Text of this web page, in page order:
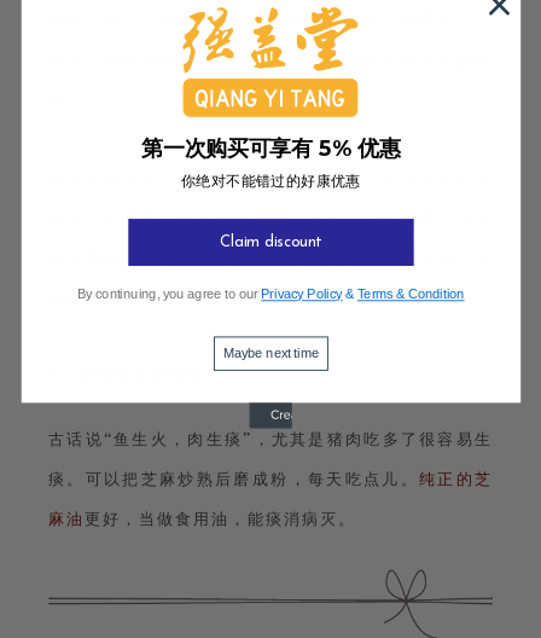
结在一起了，叫痰湿所结。或有气郁之症，就是生了一
些气，体内的痰湿凝结成赘生物。脂肪瘤也是人体的痰
通过按摩支正穴，可以化解这些赘生物。因为支正穴可
以从心脏吸取一些血液和能量，然后冲击小肠经，小肠
这些赘生物。
古话说“鱼生火，肉生痰 ” ，尤其是猪肉吃多了很容易生
痰。可以把芝麻炒熟后磨成粉，每天吃点儿。 纯正的芝
麻油 更好，当做食用油，能痰消病灭。
第一次购买可享有 5% 优惠
你绝对不能错过的好康优惠
Claim discount
By continuing, you agree to our Privacy Policy&Terms & Condition
Maybe next time